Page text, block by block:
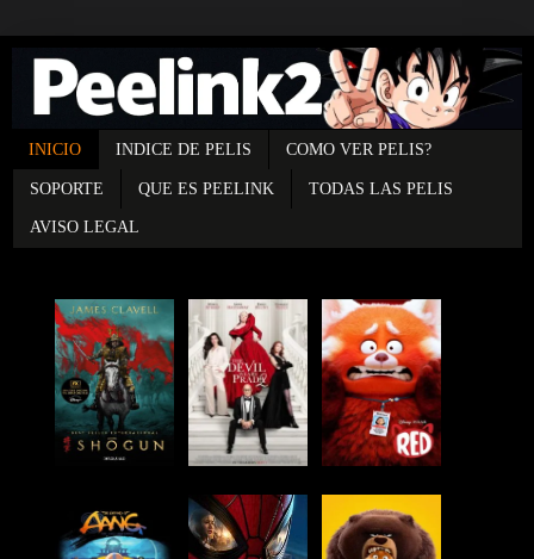
INICIO INDICE DE PELIS COMO VER PELIS?
SOPORTE QUE ES PEELINK TODAS LAS PELIS
AVISO LEGAL